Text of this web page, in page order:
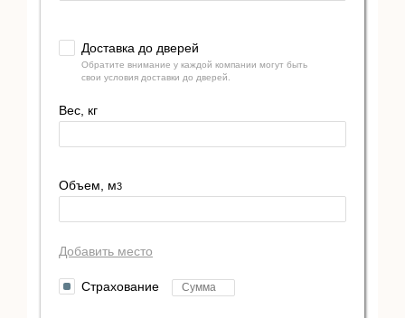
Доставка до дверей
Обратите внимание у каждой компании могут быть
свои условия доставки до дверей.
Вес, кг
Объем, м3
Добавить место
Страхование